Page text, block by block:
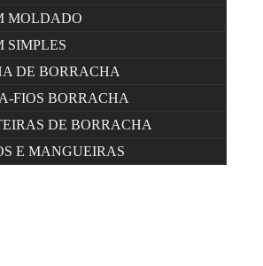
MOLDADO
SIMPLES
DE BORRACHA
FIOS BORRACHA
DE BORRACHA
E MANGUEIRAS